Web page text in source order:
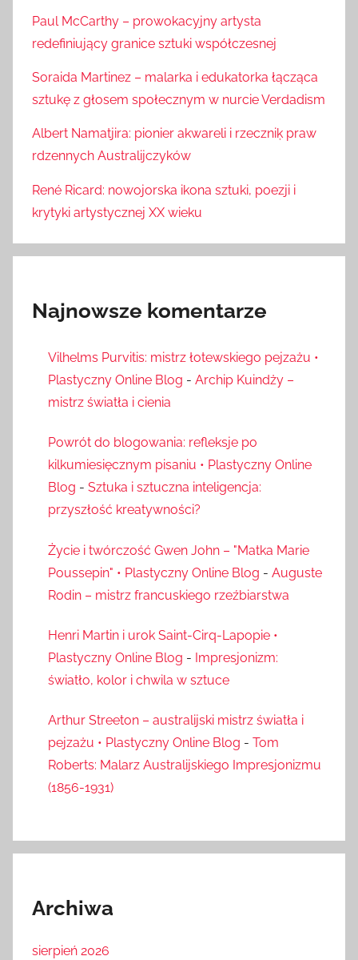
Paul McCarthy – prowokacyjny artysta
redefiniujący granice sztuki współczesnej
Soraida Martinez – malarka i edukatorka łącząca
sztukę z głosem społecznym w nurcie Verdadism
Albert Namatjira: pionier akwareli i rzeczniķ praw
rdzennych Australijczyków
René Ricard: nowojorska ikona sztuki, poezji i
krytyki artystycznej XX wieku
Najnowsze komentarze
Vilhelms Purvitis: mistrz łotewskiego pejzażu •
Plastyczny Online Blog - Archip Kuindży –
mistrz światła i cienia
Powrót do blogowania: refleksje po
kilkumiesięcznym pisaniu • Plastyczny Online
Blog - Sztuka i sztuczna inteligencja:
przyszłość kreatywności?
Życie i twórczość Gwen John – "Matka Marie
Poussepin" • Plastyczny Online Blog - Auguste
Rodin – mistrz francuskiego rzeźbiarstwa
Henri Martin i urok Saint-Cirq-Lapopie •
Plastyczny Online Blog - Impresjonizm:
światło, kolor i chwila w sztuce
Arthur Streeton – australijski mistrz światła i
pejzażu • Plastyczny Online Blog - Tom
Roberts: Malarz Australijskiego Impresjonizmu
(1856-1931)
Archiwa
sierpień 2026